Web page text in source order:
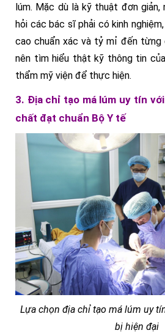
lúm. Mặc dù là kỹ thuật đơn giản,
hỏi các bác sĩ phải có kinh
cao chuẩn xác và tỷ mỉ đến
nên tìm hiểu thật kỹ thông tin
thẩm mỹ viện để thực hiện.
3. Địa chỉ tạo má lúm uy tín
chất đạt chuẩn Bộ Y tế
Lựa chọn địa chỉ tạo má lúm uy
bị hiện đại